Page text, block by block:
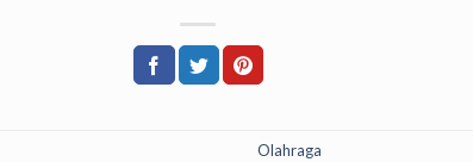
Olahraga